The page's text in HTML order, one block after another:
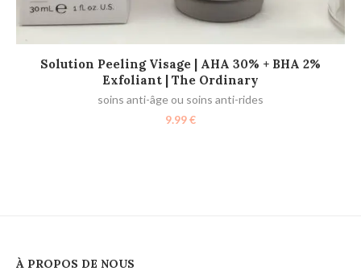
AJOUTER AU PANIER
Solution Peeling Visage | AHA 30% + BHA 2%
Exfoliant | The Ordinary
soins anti-âge ou soins anti-rides
9.99€
À PROPOS DE NOUS